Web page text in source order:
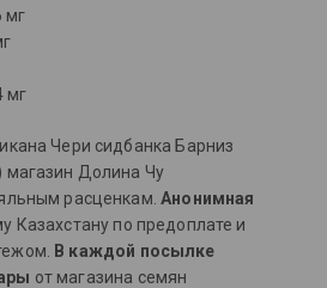
мг
мг
Чери сидбанка Барниз
Долина Чу
расценкам.Анонимная
Казахстану по предоплате и
В каждой посылке
от магазина семян